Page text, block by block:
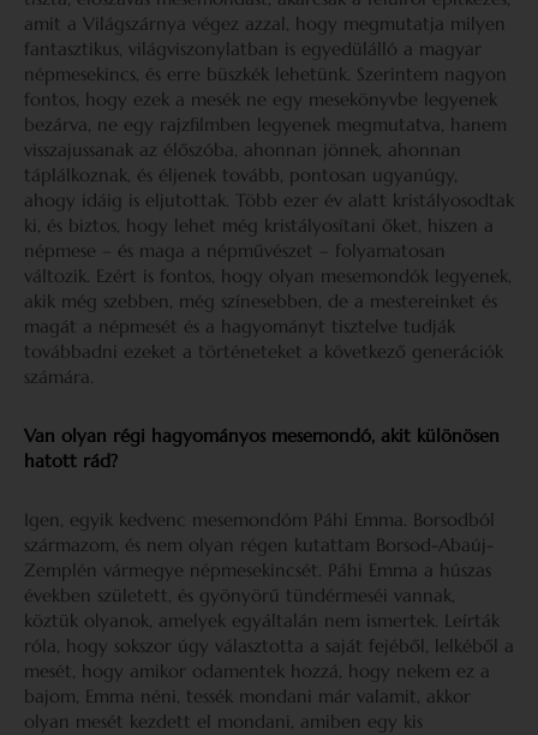
amit a Világszárnya végez azzal, hogy megmutatja milyen
fantasztikus, világviszonylatban is egyedülálló a magyar
népmesekincs, és erre büszkék lehetünk. Szerintem nagyon
fontos, hogy ezek a mesék ne egy mesekönyvbe legyenek
bezárva, ne egy rajzfilmben legyenek megmutatva, hanem
visszajussanak az élőszóba, ahonnan jönnek, ahonnan
táplálkoznak, és éljenek tovább, pontosan ugyanúgy,
ahogy idáig is eljutottak. Több ezer év alatt kristályosodtak
ki, és biztos, hogy lehet még kristályosítani őket, hiszen a
népmese – és maga a népművészet – folyamatosan
változik. Ezért is fontos, hogy olyan mesemondók legyenek,
akik még szebben, még színesebben, de a mestereinket és
magát a népmesét és a hagyományt tisztelve tudják
továbbadni ezeket a történeteket a következő generációk
számára.
Van olyan régi hagyományos mesemondó, akit különösen
hatott rád?
Igen, egyik kedvenc mesemondóm Páhi Emma. Borsodból
származom, és nem olyan régen kutattam Borsod-Abaúj-
Zemplén vármegye népmesekincsét. Páhi Emma a húszas
években született, és gyönyörű tündérmeséi vannak,
köztük olyanok, amelyek egyáltalán nem ismertek. Leírták
róla, hogy sokszor úgy választotta a saját fejéből, lelkéből a
mesét, hogy amikor odamentek hozzá, hogy nekem ez a
bajom, Emma néni, tessék mondani már valamit, akkor
olyan mesét kezdett el mondani, amiben egy kis